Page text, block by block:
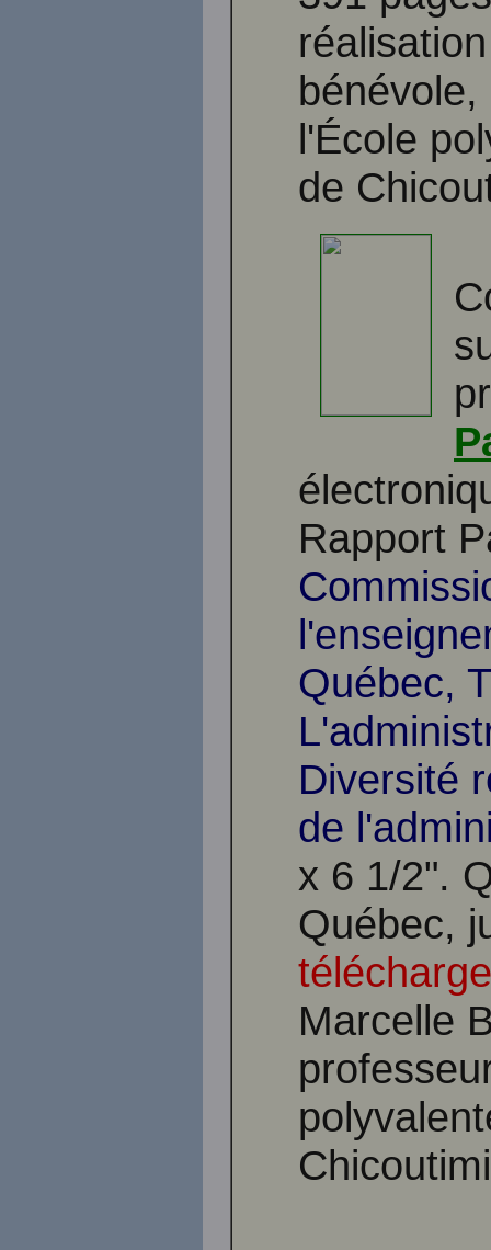
l'École
de
Rapport
Québec,
Diversité
de
x 6 1/2".
Québec,
Marcelle